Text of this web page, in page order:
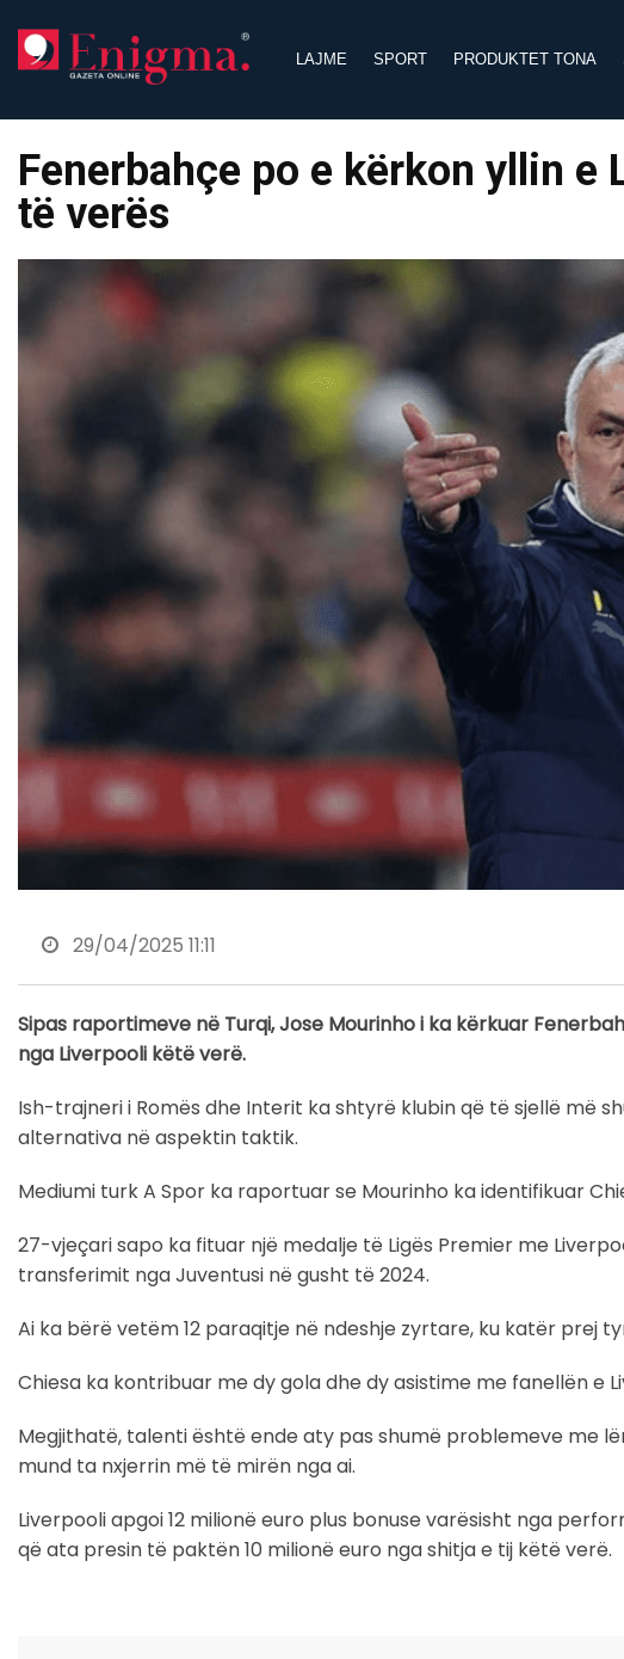
content
LAJME SPORT PRODUKTET TONA
Fenerbahçe po e kërkon yllin
të verës
29/04/2025 11:11
Sipas raportimeve në Turqi, Jose Mourinho i ka kërkuar
nga Liverpooli këtë verë.
Ish-trajneri i Romës dhe Interit ka shtyrë klubin që të sjellë më
alternativa në aspektin taktik.
Mediumi turk A Spor ka raportuar se Mourinho ka identifikuar
27-vjeçari sapo ka fituar një medalje të Ligës Premier me
transferimit nga Juventusi në gusht të 2024.
Ai ka bërë vetëm 12 paraqitje në ndeshje zyrtare, ku katër prej
Chiesa ka kontribuar me dy gola dhe dy asistime me fanellën e
Megjithatë, talenti është ende aty pas shumë problemeve me
mund ta nxjerrin më të mirën nga ai.
Liverpooli apgoi 12 milionë euro plus bonuse varësisht nga
që ata presin të paktën 10 milionë euro nga shitja e tij këtë verë.